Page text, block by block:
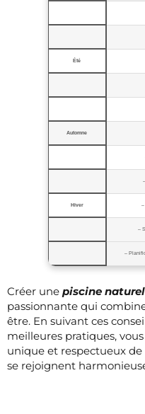
Été
Automne
Hiver –
–
–
Créer une piscine
passionnante qui
être. En suivant ces
meilleures pratiques,
unique et respectueux
se rejoignent